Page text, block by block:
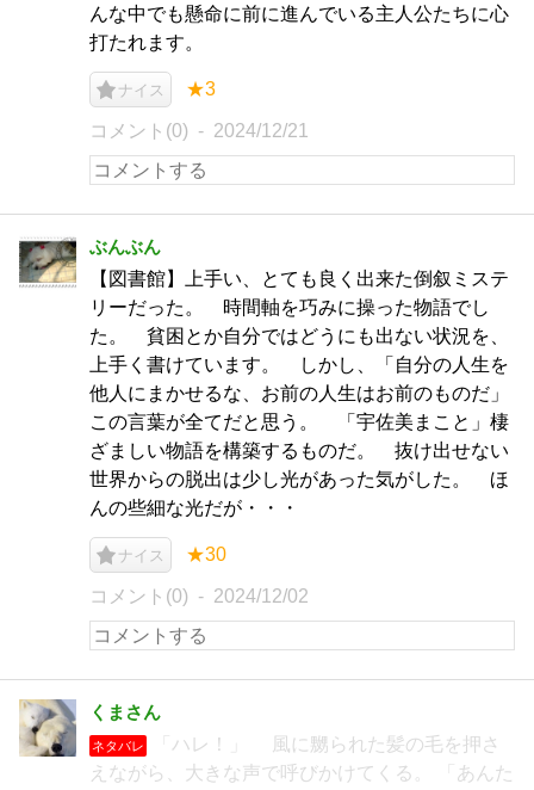
んな中でも懸命に前に進んでいる主人公たちに心
打たれます。
ナイス ★3
コメント(0) 2024/12/21
ぶんぶん
【図書館】上手い、とても良く出来た倒叙ミステ
リーだった。 時間軸を巧みに操った物語でし
た。 貧困とか自分ではどうにも出ない状況を、
上手く書けています。 しかし、「自分の人生を
他人にまかせるな、お前の人生はお前のものだ」
この言葉が全てだと思う。 「宇佐美まこと」棲
ざましい物語を構築するものだ。 抜け出せない
世界からの脱出は少し光があった気がした。 ほ
んの些細な光だが・・・
ナイス ★30
コメント(0) 2024/12/02
くまさん
ネタバレ
「ハレ！」 風に嬲られた髪の毛を押さ
えながら、大きな声で呼びかけてくる。 「あんた